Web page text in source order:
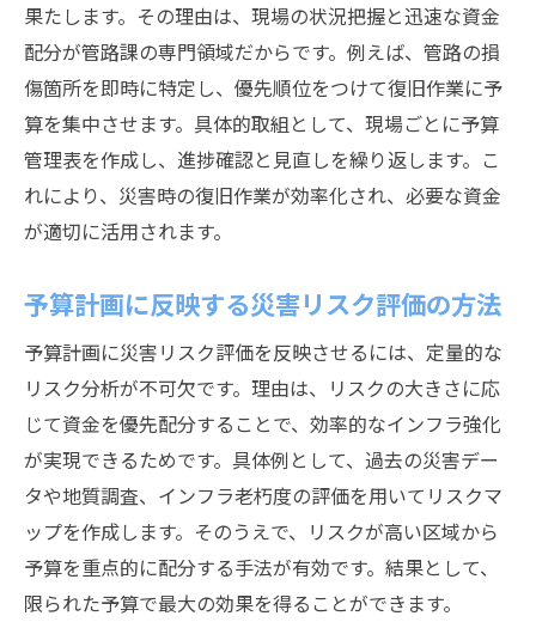
果たします。その理由は、現場の状況把握と迅速な資金
配分が管路課の専門領域だからです。例えば、管路の損
傷箇所を即時に特定し、優先順位をつけて復旧作業に予
算を集中させます。具体的取組として、現場ごとに予算
管理表を作成し、進捗確認と見直しを繰り返します。こ
れにより、災害時の復旧作業が効率化され、必要な資金
が適切に活用されます。
予算計画に反映する災害リスク評価の方法
予算計画に災害リスク評価を反映させるには、定量的な
リスク分析が不可欠です。理由は、リスクの大きさに応
じて資金を優先配分することで、効率的なインフラ強化
が実現できるためです。具体例として、過去の災害デー
タや地質調査、インフラ老朽度の評価を用いてリスクマ
ップを作成します。そのうえで、リスクが高い区域から
予算を重点的に配分する手法が有効です。結果として、
限られた予算で最大の効果を得ることができます。